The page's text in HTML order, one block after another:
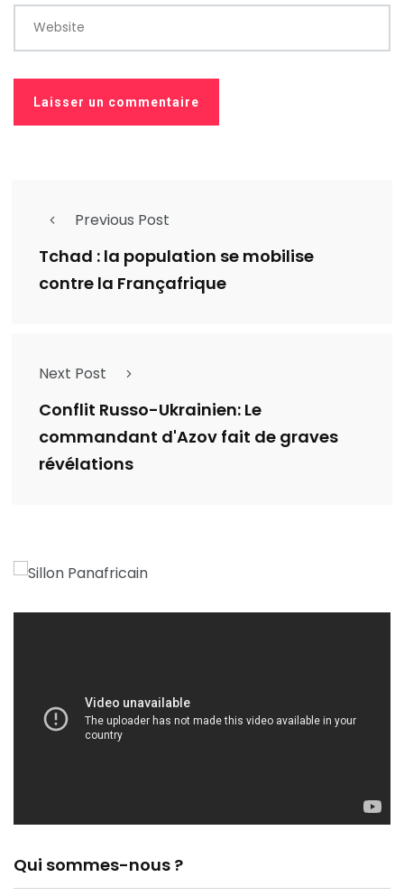
Website
Previous Post
Tchad : la population se mobilise
contre la Françafrique
Next Post
Conflit Russo-Ukrainien: Le
commandant d'Azov fait de graves
révélations
Qui sommes-nous ?